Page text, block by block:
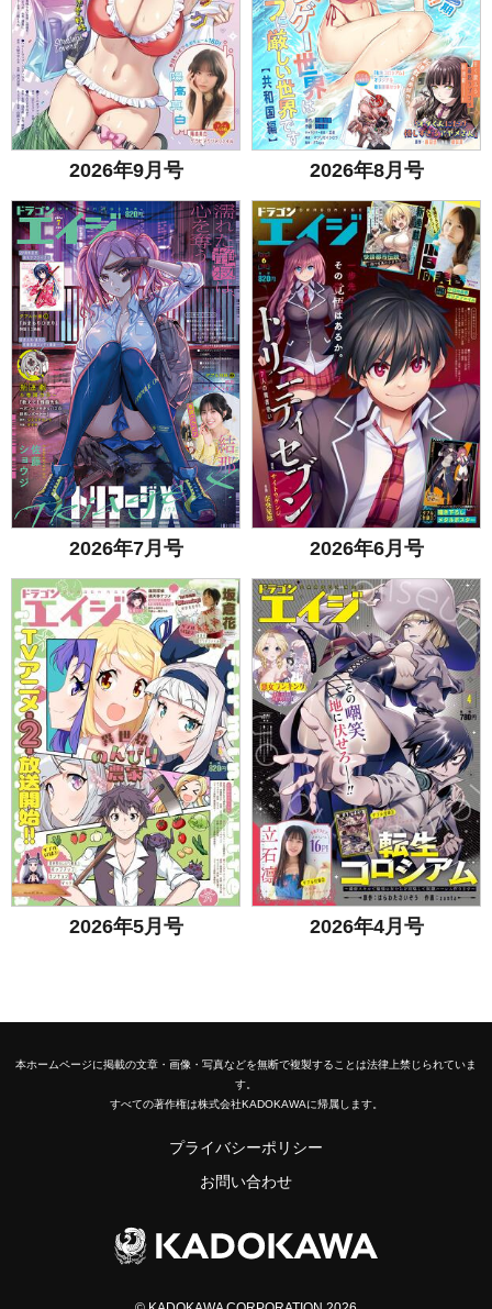
2026年9月号 2026年8月号
2026年7月号 2026年6月号
2026年5月号 2026年4月号
本ホームページに掲載の文章・画像・写真などを無断で複製することは法律上禁じられていま
す。
すべての著作権は株式会社KADOKAWAに帰属します。
プライバシーポリシー
お問い合わせ